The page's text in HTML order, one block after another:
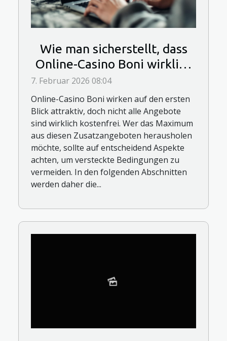
Wie man sicherstellt, dass
Online-Casino Boni wirklich
kostenfrei sind?
7. Februar 2026 08:04
Online-Casino Boni wirken auf den ersten
Blick attraktiv, doch nicht alle Angebote
sind wirklich kostenfrei. Wer das Maximum
aus diesen Zusatzangeboten herausholen
möchte, sollte auf entscheidend Aspekte
achten, um versteckte Bedingungen zu
vermeiden. In den folgenden Abschnitten
werden daher die...